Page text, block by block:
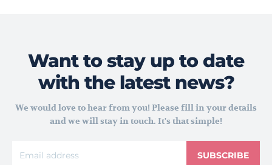
Want to stay up to date
with the latest news?
We would love to hear from you! Please fill in your details
and we will stay in touch. It's that simple!
SUBSCRIBE